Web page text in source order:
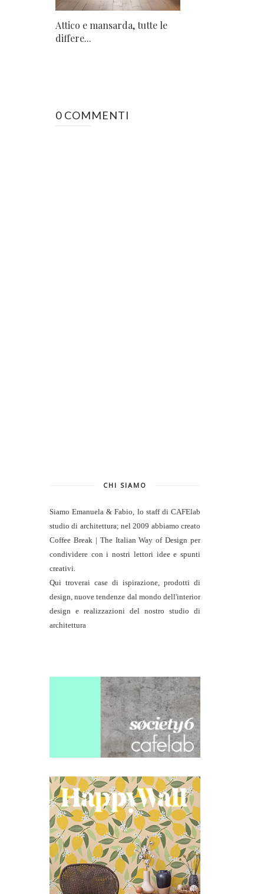
Attico e mansarda, tutte le
differe...
0 COMMENTI
CHI SIAMO
Siamo Emanuela & Fabio, lo staff di CAFElab
studio di architettura; nel 2009 abbiamo creato
Coffee Break | The Italian Way of Design per
condividere con i nostri lettori idee e spunti
creativi.
Qui troverai case di ispirazione, prodotti di
design, nuove tendenze dal mondo dell'interior
design e realizzazioni del nostro studio di
architettura